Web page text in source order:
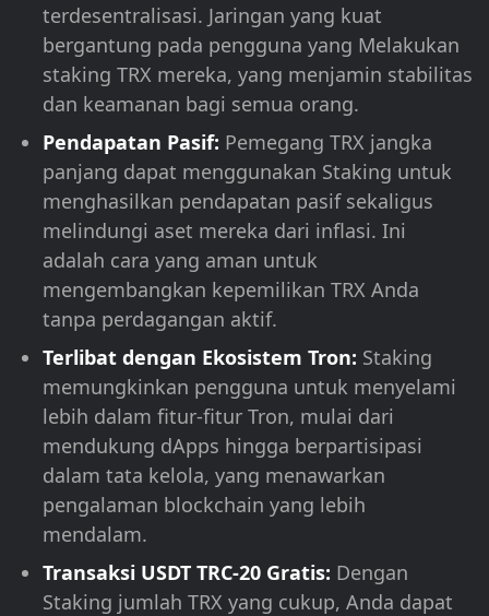
terdesentralisasi. Jaringan yang kuat
bergantung pada pengguna yang Melakukan
staking TRX mereka, yang menjamin stabilitas
dan keamanan bagi semua orang.
Pendapatan Pasif: Pemegang TRX jangka
panjang dapat menggunakan Staking untuk
menghasilkan pendapatan pasif sekaligus
melindungi aset mereka dari inflasi. Ini
adalah cara yang aman untuk
mengembangkan kepemilikan TRX Anda
tanpa perdagangan aktif.
Terlibat dengan Ekosistem Tron: Staking
memungkinkan pengguna untuk menyelami
lebih dalam fitur-fitur Tron, mulai dari
mendukung dApps hingga berpartisipasi
dalam tata kelola, yang menawarkan
pengalaman blockchain yang lebih
mendalam.
Transaksi USDT TRC-20 Gratis: Dengan
Staking jumlah TRX yang cukup, Anda dapat